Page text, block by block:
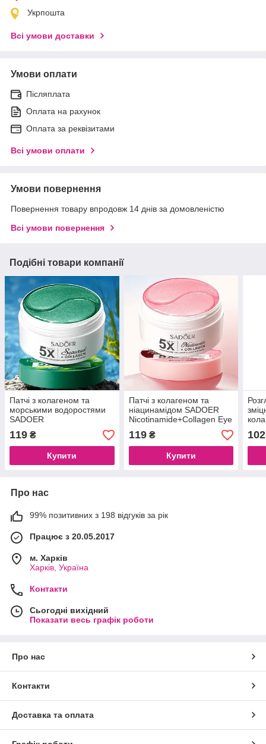
Укрпошта
Всі умови доставки
Умови оплати
Післяплата
Оплата на рахунок
Оплата за реквізитами
Всі умови оплати
Умови повернення
Повернення товару впродовж 14 днів за домовленістю
Всі умови повернення
Подібні товари компанії
Патчі з колагеном та
морськими водоростями
SADOER
Mask, 80 шт (40 пар)
119 ₴
Купити
Патчі з колагеном та
ніацинамідом SADOER
Nicotinamide+Collagen Eye
119₴
Купити
Gel
102
Про нас
99% позитивних з 198 відгуків за рік
Працює з 20.05.2017
м. Харків
Харків, Україна
Контакти
Сьогодні вихідний
Показати весь графік роботи
Про нас
Контакти
Доставка та оплата